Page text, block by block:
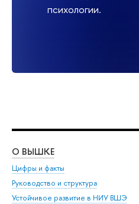
психологии.
О ВЫШКЕ
Цифры и факты
Руководство и структура
Устойчивое развитие в НИУ ВШЭ